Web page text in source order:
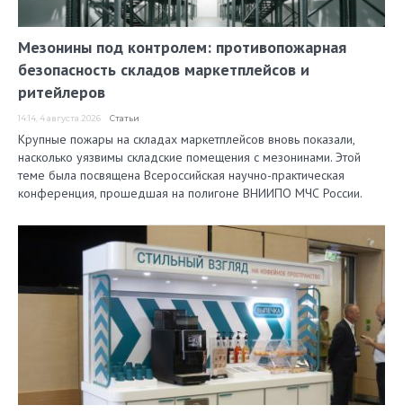
Мезонины под контролем: противопожарная
безопасность складов маркетплейсов и
ритейлеров
14:14, 4 августа 2026 Статьи
Крупные пожары на складах маркетплейсов вновь показали,
насколько уязвимы складские помещения с мезонинами. Этой
теме была посвящена Всероссийская научно-практическая
конференция, прошедшая на полигоне ВНИИПО МЧС России.